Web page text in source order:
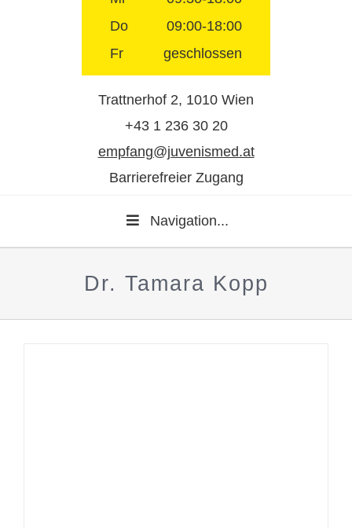
Do
09:00-18:00
Fr
geschlossen
Trattnerhof 2, 1010 Wien
+43 1 236 30 20
empfang@juvenismed.at
Barrierefreier Zugang
Navigation...
Dr. Tamara Kopp